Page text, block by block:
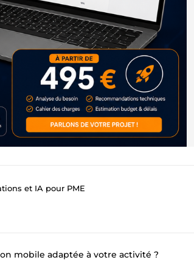
et IA pour PME
mobile adaptée à votre activité ?